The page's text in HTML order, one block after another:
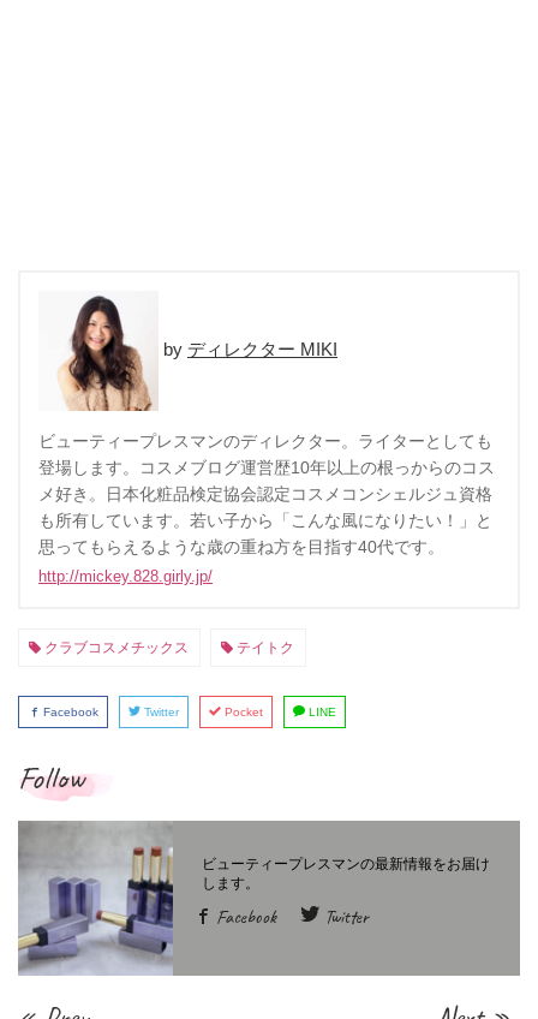
ディレクター MIKI
ビューティープレスマンのディレクター。ライターとしても
登場します。コスメブログ運営歴10年以上の根っからのコス
メ好き。日本化粧品検定協会認定コスメコンシェルジュ資格
も所有しています。若い子から「こんな風になりたい！」と
思ってもらえるような歳の重ね方を目指す40代です。
http://mickey.828.girly.jp/
クラブコスメチックス テイトク
Facebook Twitter Pocket LINE
Follow
Facebook Twitter